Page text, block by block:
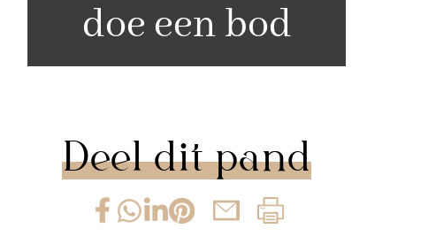
doe een bod
Deel dit pand